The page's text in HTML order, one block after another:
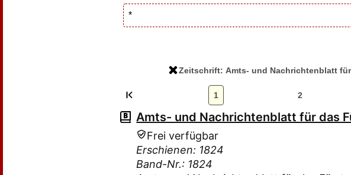
Zeitschrift: Amts- und Nachrichtenblatt
1 2
Amts- und Nachrichtenblatt für das
Frei verfügbar
Erschienen: 1824
Band-Nr.: 1824